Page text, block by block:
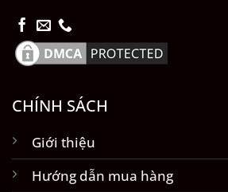
CHÍNH SÁCH
Giới thiệu
Hướng dẫn mua hàng